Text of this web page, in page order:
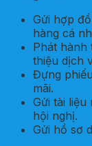
Gửi hợp
hàng cá
Phát hành
thiệu dịch
Đựng
mãi.
Gửi tài
hội nghị.
Gửi hồ sơ